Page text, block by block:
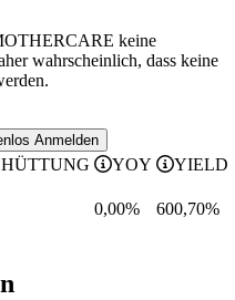
keine
wahrscheinlich, dass keine
Anmelden
YOY YIELD
0,00% 600,70%